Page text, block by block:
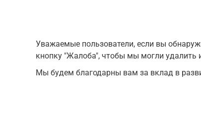
Уважаемые пользователи, если вы
кнопку "Жалоба", чтобы мы могли удалить
Мы будем благодарны вам за вклад в